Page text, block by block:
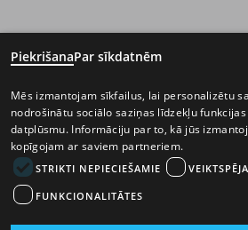
PiekrišanaPar sīkdatnēm
Mēs izmantojam sīkfailus, lai personalizētu
nodrošinātu sociālo saziņas līdzekļu
datplūsmu. Informāciju par to, kā jūs
kopīgojam ar saviem partneriem.
STRIKTI NEPIECIEŠAMIE
FUNKCIONALITĀTES